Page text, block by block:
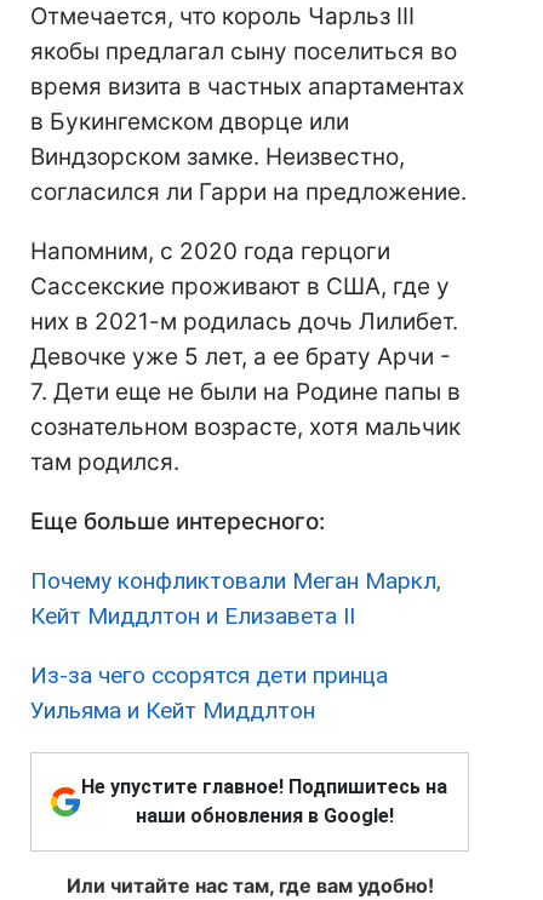
Отмечается, что король Чарльз III
якобы предлагал сыну поселиться во
время визита в частных апартаментах
в Букингемском дворце или
Виндзорском замке. Неизвестно,
согласился ли Гарри на предложение.
Напомним, с 2020 года герцоги
Сассекские проживают в США, где у
них в 2021-м родилась дочь Лилибет.
Девочке уже 5 лет, а ее брату Арчи -
7. Дети еще не были на Родине папы в
сознательном возрасте, хотя мальчик
там родился.
Еще больше интересного:
Почему конфликтовали Меган Маркл,
Кейт Миддлтон и Елизавета II
Из-за чего ссорятся дети принца
Уильяма и Кейт Миддлтон
Не упустите главное! Подпишитесь на
наши обновления в Google!
Или читайте нас там, где вам удобно!